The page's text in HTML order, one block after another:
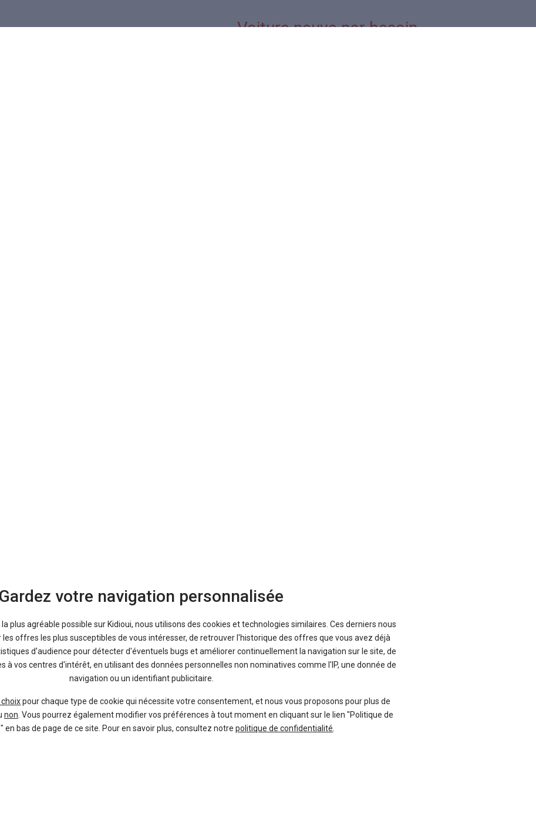
Voiture neuve par besoin
de votre nouvelle auto
GPL voire électricité ou
s’assurer que son mode
vos habitudes. Une voiture
BlueHDi chez PSA, s’avère
régulièrement de longues
avec TCe ou PureTech
logique si vous circulez
hybrides ou hybrides
Gardez votre navigation personnalisée
plus agréable possible sur Kidioui, nous utilisons des cookies et technologies similaires. Ces derniers nous
offres les plus susceptibles de vous intéresser, de retrouver l'historique des offres que vous avez déjà
d'audience pour détecter d'éventuels bugs et améliorer continuellement la navigation sur le site, de
à vos centres d'intérêt, en utilisant des données personnelles non nominatives comme l'IP, une donnée de
navigation ou un identifiant publicitaire.
pour chaque type de cookie qui nécessite votre consentement, et nous vous proposons pour plus de
non . Vous pourrez également modifier vos préférences à tout moment en cliquant sur le lien "Politique de
en bas de page de ce site. Pour en savoir plus, consultez notrepolitique de confidentialité